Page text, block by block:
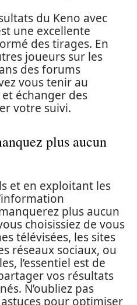
du Keno avec
une excellente
des tirages. En
joueurs sur les
des forums
vous tenir au
échanger des
votre suivi.
plus aucun
et en exploitant les
plus aucun
choisissiez de vous
télévisées, les sites
réseaux sociaux, ou
l’essentiel est de
vos résultats
N’oubliez pas
pour optimiser